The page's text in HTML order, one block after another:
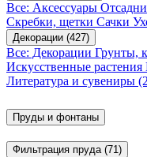
Все: Аксессуары
Скребки, щетки Сачки
Декорации (427)
Все: Декорации Грунты,
Искусственные растения
Литература и сувениры
Пруды и фонтаны
Фильтрация пруда (71)